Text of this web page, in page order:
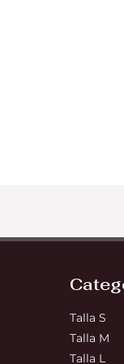
Talla S
Talla M
Talla L